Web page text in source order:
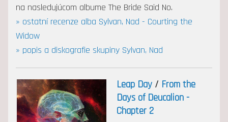
na nasledujúcom albume The Bride Said No.
» ostatní recenze alba Sylvan, Nad - Courting the
Widow
» popis a diskografie skupiny Sylvan, Nad
Leap Day/ From the
Days of Deucalion -
Chapter 2